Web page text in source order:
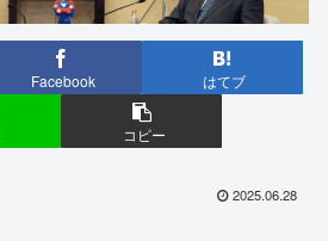
Facebook はてブ
コピー
2025.06.28